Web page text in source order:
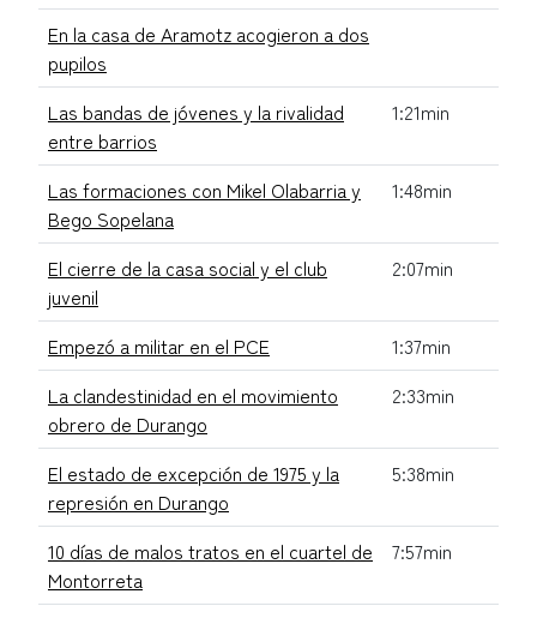
En la casa de Aramotz acogieron a dos
pupilos
Las bandas de jóvenes y la rivalidad
entre barrios
1:21min
Las formaciones con Mikel Olabarria y
Bego Sopelana
1:48min
El cierre de la casa social y el club
juvenil
2:07min
Empezó a militar en el PCE
1:37min
La clandestinidad en el movimiento
obrero de Durango
2:33min
El estado de excepción de 1975 y la
represión en Durango
5:38min
10 días de malos tratos en el cuartel de
Montorreta
7:57min